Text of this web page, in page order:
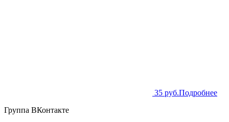
35 руб.Подробнее
Группа ВКонтакте